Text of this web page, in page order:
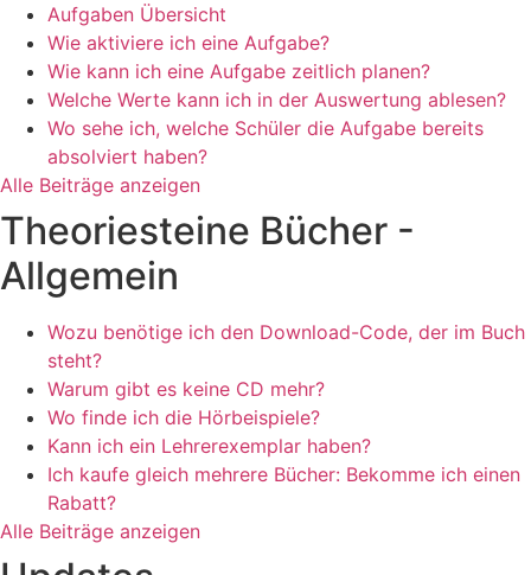
Aufgaben Übersicht
Wie aktiviere ich eine Aufgabe?
Wie kann ich eine Aufgabe zeitlich planen?
Welche Werte kann ich in der Auswertung ablesen?
Wo sehe ich, welche Schüler die Aufgabe bereits
absolviert haben?
Alle Beiträge anzeigen
Theoriesteine Bücher -
Allgemein
Wozu benötige ich den Download-Code, der im Buch
steht?
Warum gibt es keine CD mehr?
Wo finde ich die Hörbeispiele?
Kann ich ein Lehrerexemplar haben?
Ich kaufe gleich mehrere Bücher: Bekomme ich einen
Rabatt?
Alle Beiträge anzeigen